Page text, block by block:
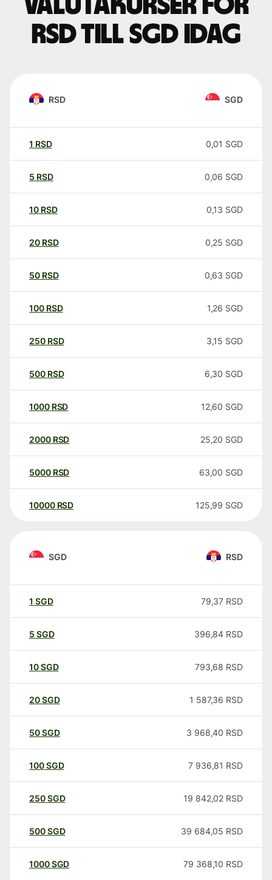
RSD till SGD idag
RSD SGD
1 RSD 0,01 SGD
5 RSD 0,06 SGD
10 RSD 0,13 SGD
20 RSD 0,25 SGD
50 RSD 0,63 SGD
100 RSD 1,26 SGD
250 RSD 3,15 SGD
500 RSD 6,30 SGD
1000 RSD 12,60 SGD
2000 RSD 25,20 SGD
5000 RSD 63,00 SGD
10000 RSD 125,99 SGD
SGD RSD
1 SGD 79,37 RSD
5 SGD 396,84 RSD
10SGD 793,68 RSD
20SGD 1 587,36 RSD
50SGD 3 968,40 RSD
100SGD 7 936,81 RSD
250SGD 19 842,02 RSD
500SGD 39 684,05 RSD
1000SGD 79 368,10 RSD